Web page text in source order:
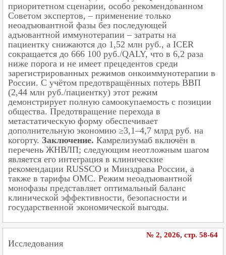
приоритетном сценарии, особо рекомендованном
Советом экспертов, – применение только
неоадъювантной фазы без последующей
адъювантной иммунотерапии – затраты на
пациентку снижаются до 1,52 млн руб., а ICER
сокращается до 666 100 руб./QALY, что в 6,2 раза
ниже порога и не имеет прецедентов среди
зарегистрированных режимов онкоиммунотерапии в
России. С учётом предотвращённых потерь ВВП
(2,44 млн руб./пациентку) этот режим
демонстрирует полную самоокупаемость с позиции
общества. Предотвращение перехода в
метастатическую форму обеспечивает
дополнительную экономию ≥3,1–4,7 млрд руб. на
когорту. Заключение. Камрелизумаб включён в
перечень ЖНВЛП; следующим неотложным шагом
является его интеграция в клинические
рекомендации RUSSCO и Минздрава России, а
также в тарифы ОМС. Режим неоадъювантной
монофазы представляет оптимальный баланс
клинической эффективности, безопасности и
государственной экономической выгоды.
Исследования
№ 2, 2026, cтр. 58-64